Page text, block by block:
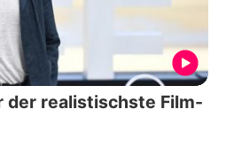
der realistischste Film-